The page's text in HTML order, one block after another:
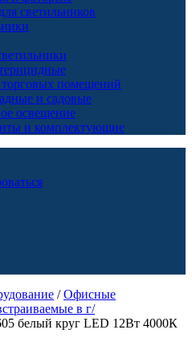
светильников
помещений
и садовые
освещение
и комплектующие
/Офисные
в г/
белый круг LED 12Вт 4000К